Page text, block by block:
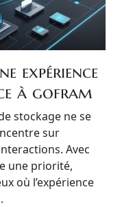
expérience
à gofram
stockage ne se
sur
Avec
une priorité,
où l’expérience